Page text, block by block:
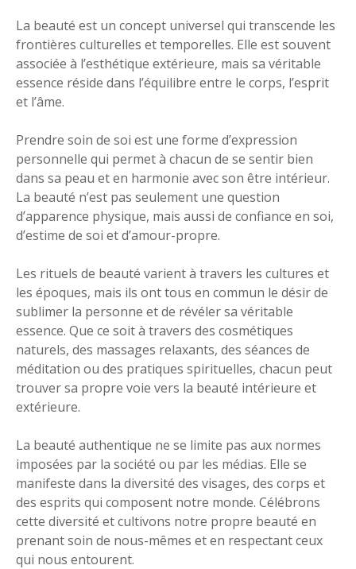
La beauté est un concept universel qui transcende les
frontières culturelles et temporelles. Elle est souvent
associée à l’esthétique extérieure, mais sa véritable
essence réside dans l’équilibre entre le corps, l’esprit
et l’âme.
Prendre soin de soi est une forme d’expression
personnelle qui permet à chacun de se sentir bien
dans sa peau et en harmonie avec son être intérieur.
La beauté n’est pas seulement une question
d’apparence physique, mais aussi de confiance en soi,
d’estime de soi et d’amour-propre.
Les rituels de beauté varient à travers les cultures et
les époques, mais ils ont tous en commun le désir de
sublimer la personne et de révéler sa véritable
essence. Que ce soit à travers des cosmétiques
naturels, des massages relaxants, des séances de
méditation ou des pratiques spirituelles, chacun peut
trouver sa propre voie vers la beauté intérieure et
extérieure.
La beauté authentique ne se limite pas aux normes
imposées par la société ou par les médias. Elle se
manifeste dans la diversité des visages, des corps et
des esprits qui composent notre monde. Célébrons
cette diversité et cultivons notre propre beauté en
prenant soin de nous-mêmes et en respectant ceux
qui nous entourent.